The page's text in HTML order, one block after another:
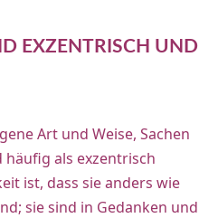
EXZENTRISCH UND
Art und Weise, Sachen
als exzentrisch
ist, dass sie anders wie
sie sind in Gedanken und